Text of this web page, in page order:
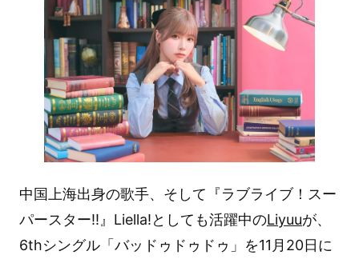
中国上海出身の歌手、そして『ラブライブ！スー
パースター!!』Liella!としても活躍中のLiyuuが、
6thシングル「バッドゥドゥドゥ」を11月20日に